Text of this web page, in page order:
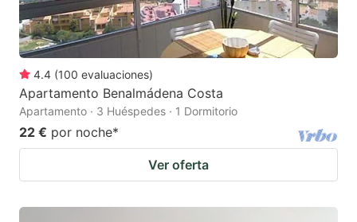
4.4 (100 evaluaciones)
Apartamento Benalmádena Costa
Apartamento · 3 Huéspedes · 1 Dormitorio
22 € por noche*
Ver oferta